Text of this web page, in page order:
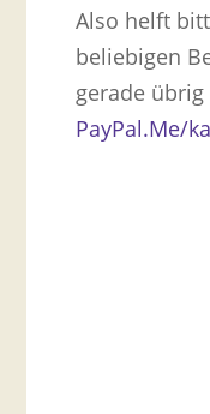
Also helft
beliebigen
gerade übrig
PayPal.Me/